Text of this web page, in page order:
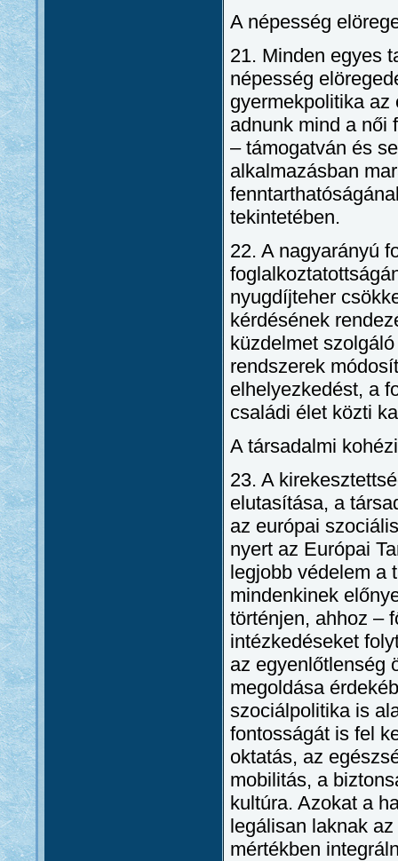
A népesség
21. Minden egyes
népesség
gyermekpolitika
adnunk mind a női
– támogatván és
alkalmazásban
tekintetében.
22. A nagyarányú
nyugdíjteher
kérdésének
küzdelmet
rendszerek
elhelyezkedést, a
családi élet közti
A társadalmi
23. A
elutasítása, a
az európai
nyert az Európai
legjobb védelem a
mindenkinek
történjen, ahhoz –
intézkedéseket
az egyenlőtlenség
megoldása
szociálpolitika is
fontosságát is fel
oktatás, az
mobilitás, a
kultúra. Azokat a
legálisan laknak
mértékben